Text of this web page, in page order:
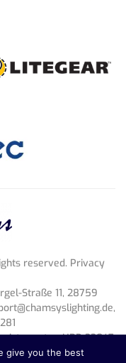
reserved. Privacy
Straße 11, 28759
,
entry: HRB 33047
Brooksbank
give you the best